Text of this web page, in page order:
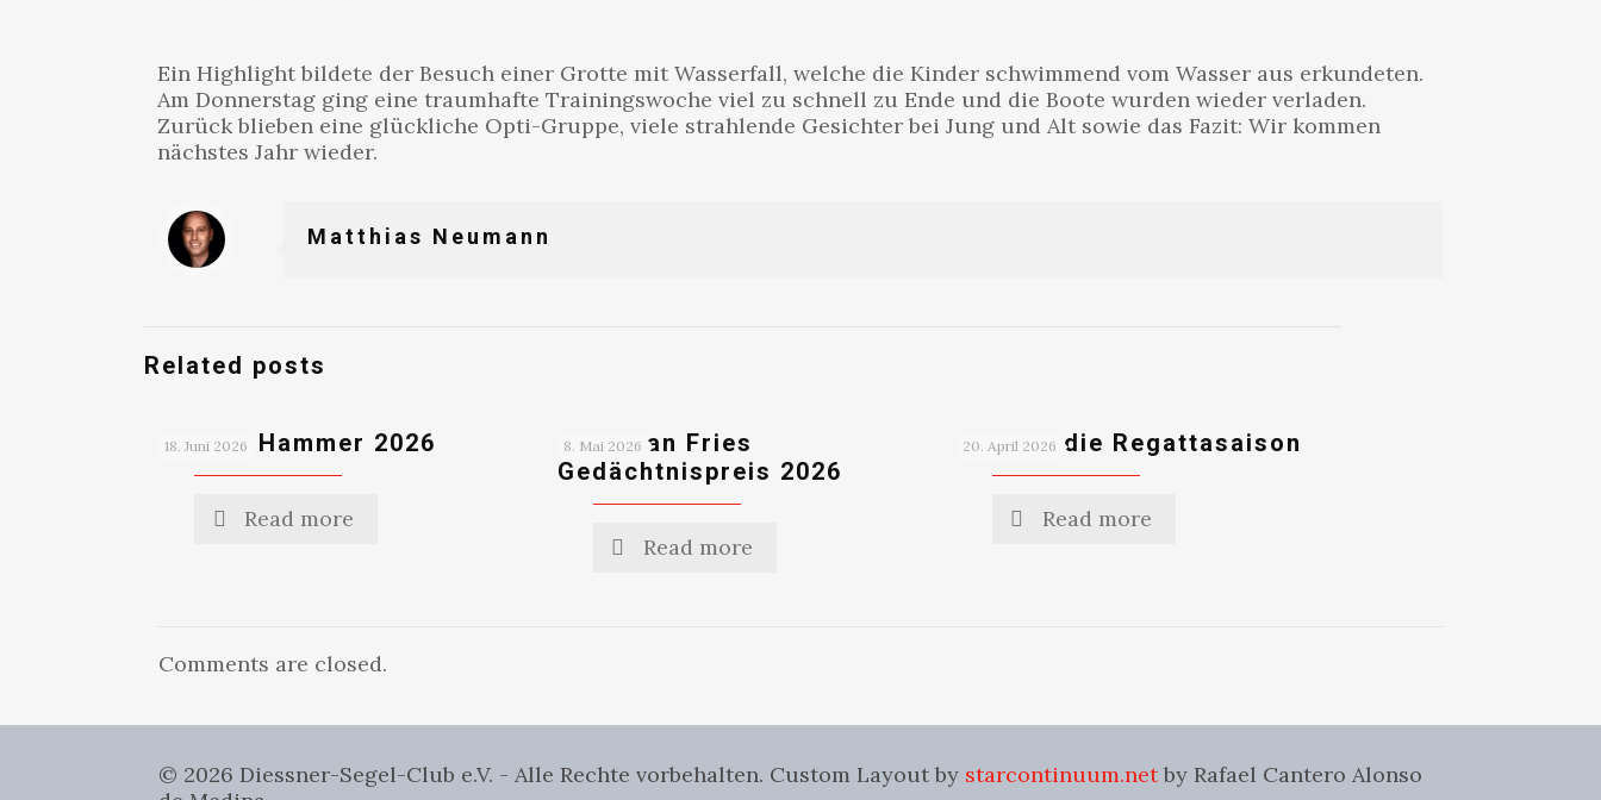
Ein Highlight bildete der Besuch einer Grotte mit Wasserfall, welche die Kinder schwimmend vom Wasser aus erkundeten.
Am Donnerstag ging eine traumhafte Trainingswoche viel zu schnell zu Ende und die Boote wurden wieder verladen.
Zurück blieben eine glückliche Opti-Gruppe, viele strahlende Gesichter bei Jung und Alt sowie das Fazit: Wir kommen
nächstes Jahr wieder.
Matthias Neumann
Related posts
18. Juni 2026
Ammer Hammer 2026
Read more
8. Mai 2026
Christian Fries
Gedächtnispreis 2026
Read more
20. April 2026
Start in die Regattasaison
Read more
Comments are closed.
© 2026 Diessner-Segel-Club e.V. - Alle Rechte vorbehalten. Custom Layout by starcontinuum.netby Rafael Cantero Alonso